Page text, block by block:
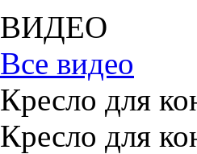
ВИДЕО
Все видео
Кресло для
Кресло для